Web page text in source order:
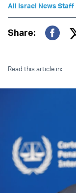
All Israel News Staff
Share:
Read this article in: